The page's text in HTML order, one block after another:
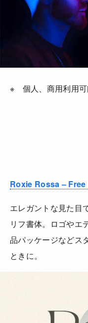
※ 個人、商用利用
Roxie Rossa –
エレガントな見た目
リフ書体。ロゴやエ
品パッケージなどス
ときに。